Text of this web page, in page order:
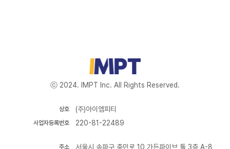
ⓒ 2024. IMPT Inc. All Rights Reserved.
(주)아이엠피티
상호
사업자등록번호
220-81-22489
주소 서울시 송파구 충민로 10 가든파이브 툴 3층 A-8